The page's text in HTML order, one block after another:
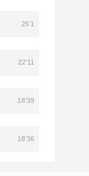
25'1
22'11
18'39
18'36